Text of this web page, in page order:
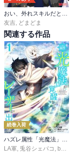
友吉 どまどま
関連する作品
続巻入荷
ハズレ属性「光魔法」が覚醒してレーザーが出ました【単行本版】
LA軍, 兎谷シェパコ , booklistaSTUDIO